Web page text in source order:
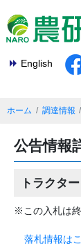
English
ホーム 調達情報
公告情報
トラクター
※この入札は終
落札情報は